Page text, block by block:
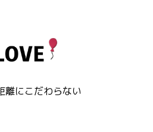
離にこだわらない